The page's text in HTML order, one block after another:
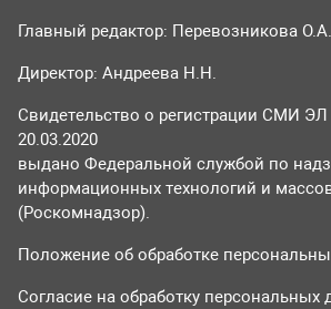
Главный редактор: Перевозникова О.А.
Директор: Андреева Н.Н.
Свидетельство о регистрации СМИ
20.03.2020
выдано Федеральной службой по
информационных технологий и
(Роскомнадзор).
Положение об обработке
Согласие на обработку персональных